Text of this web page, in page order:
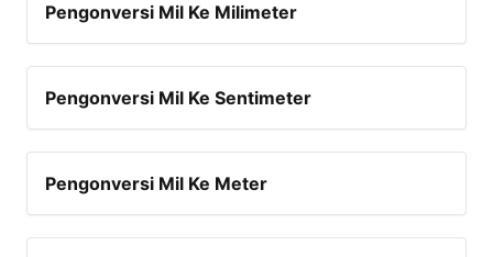
Pengonversi Mil Ke Milimeter
Pengonversi Mil Ke Sentimeter
Pengonversi Mil Ke Meter